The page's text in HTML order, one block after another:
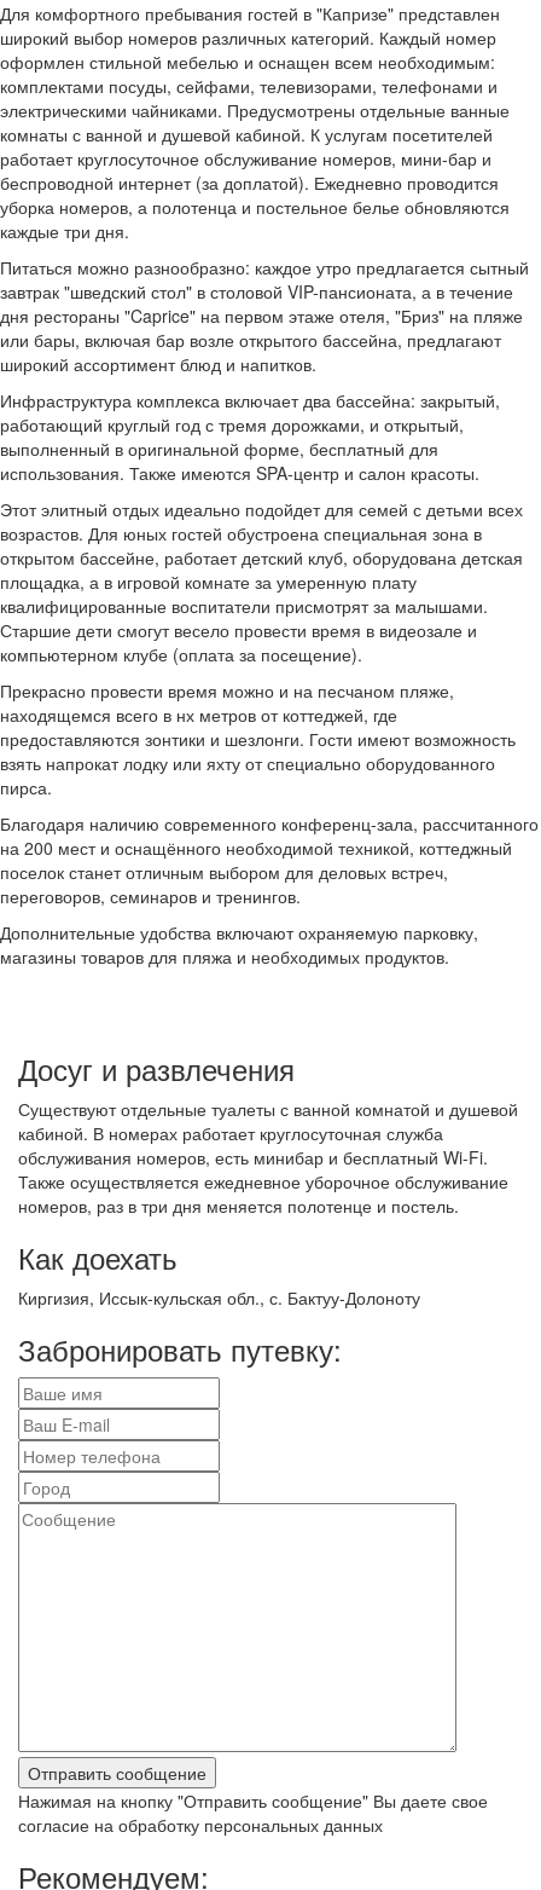
Для комфортного пребывания гостей в "Капризе" представлен
широкий выбор номеров различных категорий. Каждый номер
оформлен стильной мебелью и оснащен всем необходимым:
комплектами посуды, сейфами, телевизорами, телефонами и
электрическими чайниками. Предусмотрены отдельные ванные
комнаты с ванной и душевой кабиной. К услугам посетителей
работает круглосуточное обслуживание номеров, мини-бар и
беспроводной интернет (за доплатой). Ежедневно проводится
уборка номеров, а полотенца и постельное белье обновляются
каждые три дня.
Питаться можно разнообразно: каждое утро предлагается сытный
завтрак "шведский стол" в столовой VIP-пансионата, а в течение
дня рестораны "Caprice" на первом этаже отеля, "Бриз" на пляже
или бары, включая бар возле открытого бассейна, предлагают
широкий ассортимент блюд и напитков.
Инфраструктура комплекса включает два бассейна: закрытый,
работающий круглый год с тремя дорожками, и открытый,
выполненный в оригинальной форме, бесплатный для
использования. Также имеются SPA-центр и салон красоты.
Этот элитный отдых идеально подойдет для семей с детьми всех
возрастов. Для юных гостей обустроена специальная зона в
открытом бассейне, работает детский клуб, оборудована детская
площадка, а в игровой комнате за умеренную плату
квалифицированные воспитатели присмотрят за малышами.
Старшие дети смогут весело провести время в видеозале и
компьютерном клубе (оплата за посещение).
Прекрасно провести время можно и на песчаном пляже,
находящемся всего в нх метров от коттеджей, где
предоставляются зонтики и шезлонги. Гости имеют возможность
взять напрокат лодку или яхту от специально оборудованного
пирса.
Благодаря наличию современного конференц-зала, рассчитанного
на 200 мест и оснащённого необходимой техникой, коттеджный
поселок станет отличным выбором для деловых встреч,
переговоров, семинаров и тренингов.
Дополнительные удобства включают охраняемую парковку,
магазины товаров для пляжа и необходимых продуктов.
Досуг и развлечения
Существуют отдельные туалеты с ванной комнатой и душевой
кабиной. В номерах работает круглосуточная служба
обслуживания номеров, есть минибар и бесплатный Wi-Fi.
Также осуществляется ежедневное уборочное обслуживание
номеров, раз в три дня меняется полотенце и постель.
Как доехать
Киргизия, Иссык-кульская обл., с. Бактуу-Долоноту
Забронировать путевку:
Нажимая на кнопку "Отправить сообщение" Вы даете свое
согласие на обработку персональных данных
Рекомендуем: